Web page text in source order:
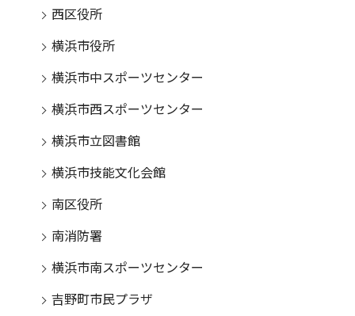
西区役所
横浜市役所
横浜市中スポーツセンター
横浜市西スポーツセンター
横浜市立図書館
横浜市技能文化会館
南区役所
南消防署
横浜市南スポーツセンター
吉野町市民プラザ